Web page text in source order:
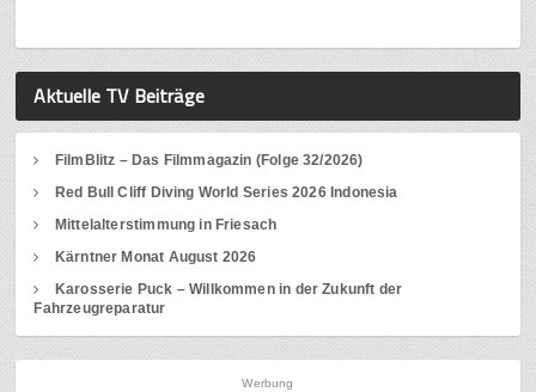
Aktuelle TV Beiträge
FilmBlitz – Das Filmmagazin (Folge 32/2026)
Red Bull Cliff Diving World Series 2026 Indonesia
Mittelalterstimmung in Friesach
Kärntner Monat August 2026
Karosserie Puck – Willkommen in der Zukunft der
Fahrzeugreparatur
Werbung